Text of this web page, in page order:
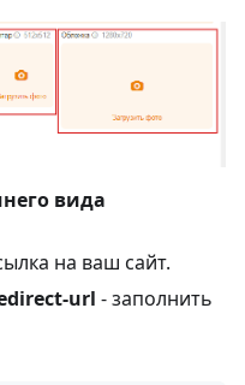
вида
на ваш сайт.
url - заполнить